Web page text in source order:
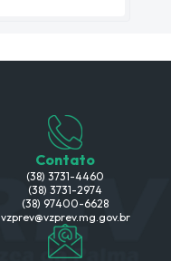
Contato
(38) 3731-4460
(38) 3731-2974
(38) 97400-6628
vzprev@vzprev.mg.gov.br